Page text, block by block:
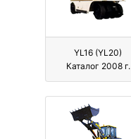
YL16 (YL20)
Каталог 2008 г.